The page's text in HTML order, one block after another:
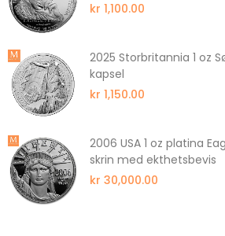
kr 1,100.00
2025 Storbritannia 1 oz
kapsel
kr 1,150.00
2006 USA 1 oz platina
skrin med ekthetsbevis
kr 30,000.00